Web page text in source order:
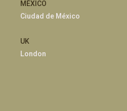
MÉXICO
Ciudad de México
UK
London